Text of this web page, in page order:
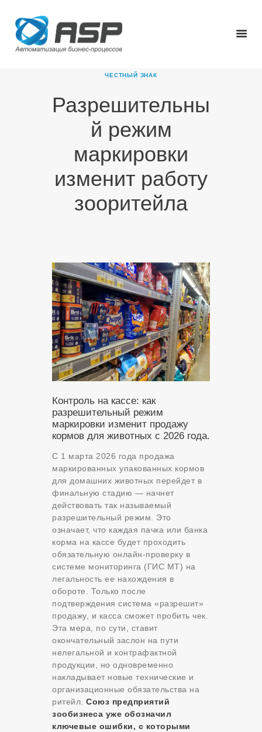
ЧЕСТНЫЙ ЗНАК
Разрешительны
й режим
маркировки
изменит работу
зооритейла
ГЛАВНАЯ
О КОМПАНИИ
НОВОСТИ
КАРЬЕРА
ПАРТНЕРЫ
КОНТАКТЫ
Контроль на кассе: как
разрешительный режим
маркировки изменит продажу
кормов для животных с 2026 года.
С 1 марта 2026 года продажа
маркированных упакованных кормов
для домашних животных перейдет в
финальную стадию — начнет
действовать так называемый
разрешительный режим. Это
означает, что каждая пачка или банка
корма на кассе будет проходить
обязательную онлайн-проверку в
системе мониторинга (ГИС МТ) на
легальность ее нахождения в
обороте. Только после
подтверждения система «разрешит»
продажу, и касса сможет пробить чек.
Эта мера, по сути, ставит
окончательный заслон на пути
нелегальной и контрафактной
продукции, но одновременно
накладывает новые технические и
организационные обязательства на
ритейл. Союз предприятий
зообизнеса уже обозначил
ключевые ошибки, с которыми